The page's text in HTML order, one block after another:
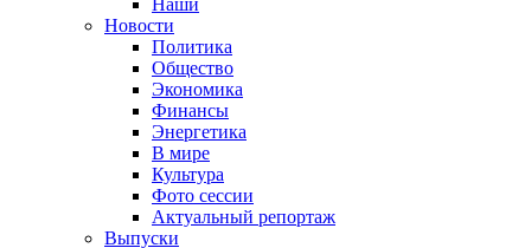
Наши
Новости
Политика
Общество
Экономика
Финансы
Энергетика
В мире
Культура
Фото сессии
Актуальный репортаж
Выпуски